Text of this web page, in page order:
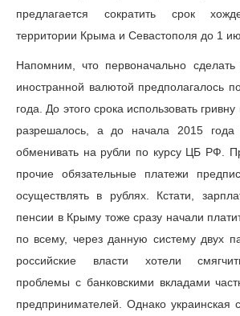
предлагается сократить срок
территории Крыма и Севастополя до 1
Напомним, что первоначально
иностранной валютой предполагалось
года. До этого срока использовать
разрешалось, а до начала 2015 года
обменивать на рубли по курсу ЦБ РФ.
прочие обязательные платежи
осуществлять в рублях. Кстати,
пенсии в Крыму тоже сразу начали
по всему, через данную систему двух
российские власти хотели
проблемы с банковскими вкладами
предпринимателей. Однако украинская